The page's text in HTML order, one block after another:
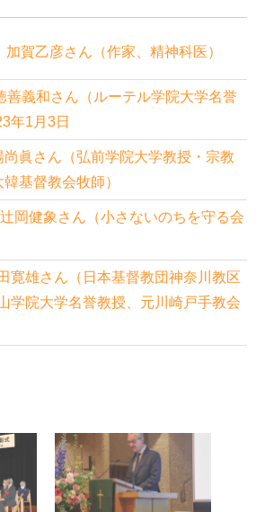
賀乙彦さん（作家、精神科医）
善義和さん（ルーテル学院大学名誉
年1月3日
眞さん（弘前学院大学教授・宗教
基督教会牧師）
岡健象さん（小さないのちを守る会
寛雄さん（日本基督教団神奈川教区
学院大学名誉教授、元川崎戸手教会